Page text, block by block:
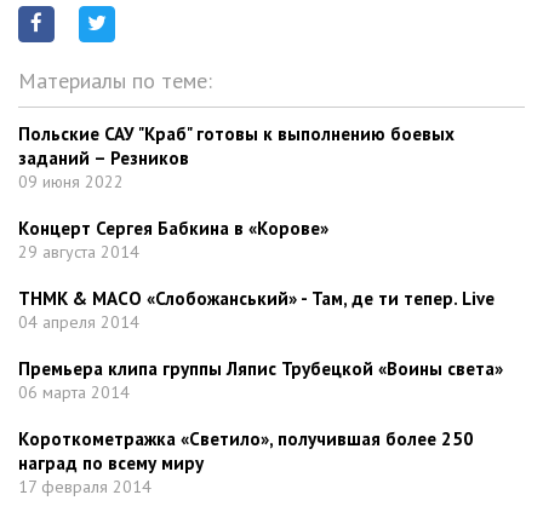
Материалы по теме:
Польские САУ "Краб" готовы к выполнению боевых
заданий – Резников
09 июня 2022
Концерт Сергея Бабкина в «Корове»
29 августа 2014
ТНМК & МАСО «Слобожанський» - Там, де ти тепер. Live
04 апреля 2014
Премьера клипа группы Ляпис Трубецкой «Воины света»
06 марта 2014
Короткометражка «Светило», получившая более 250
наград по всему миру
17 февраля 2014